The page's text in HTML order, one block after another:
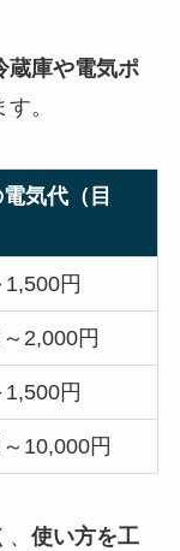
蔵庫や電気ポ
。
気代（目
円
2,000円
円
10,000円
使い方を工